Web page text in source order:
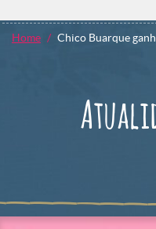
Home Chico Buarque